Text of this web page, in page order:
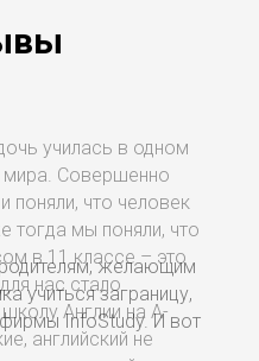
желающим
учиться заграницу,
InfoStudy. И вот